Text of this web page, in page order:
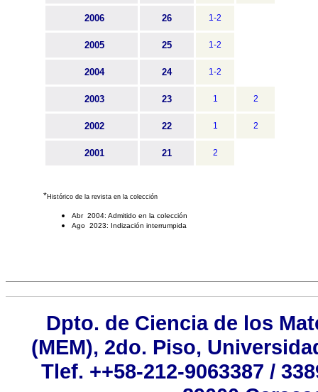
2006 26 1-2
2005 25 1-2
2004 24 1-2
2003 23 1 2
2002 22 1 2
2001 21 2
*Histórico de la revista en la colección
Abr 2004: Admitido en la colección
Ago 2023: Indización interrumpida
Dpto. de Ciencia de los
(MEM), 2do. Piso,
Tlef. ++58-212-9063387 /